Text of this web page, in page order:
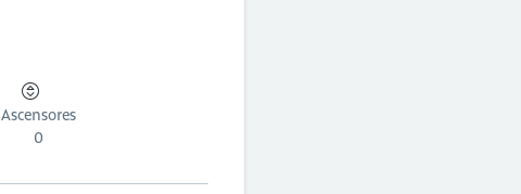
Ascensores
0